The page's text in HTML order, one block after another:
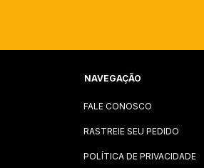
NAVEGAÇÃO
FALE CONOSCO
RASTREIE SEU PEDIDO
POLÍTICA DE PRIVACIDADE